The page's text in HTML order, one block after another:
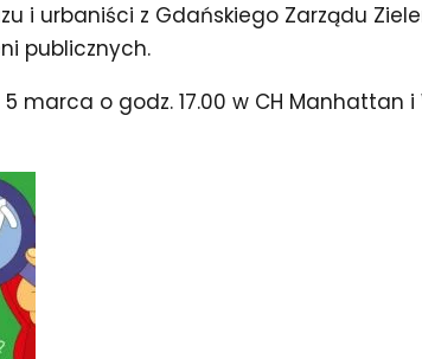
i urbaniści z Gdańskiego Zarządu
publicznych.
o godz. 17.00 w CH Manhattan i